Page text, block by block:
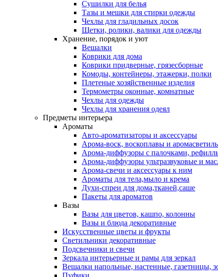
Сушилки для белья
Тазы и мешки для стирки одежды
Чехлы для гладильных досок
Щетки, ролики, валики для одежды
Хранение, порядок и уют
Вешалки
Коврики для дома
Коврики придверные, грязесборные
Комоды, контейнеры, этажерки, полки
Плетеные хозяйственные изделия
Термометры оконные, комнатные
Чехлы для одежды
Чехлы для хранения одеял
Предметы интерьера
Ароматы
Авто-ароматизаторы и аксессуары
Арома-воск, воскоплавы и
Арома-диффузоры с палочками,
Арома-диффузоры ультразвуковые и
Арома-свечи и аксессуары к ним
Ароматы для тела,мыло и крема
Духи-спреи для дома,тканей,саше
Пакеты для ароматов
Вазы
Вазы для цветов, кашпо, колонны
Вазы и блюда декоративные
Искусственные цветы и фрукты
Светильники декоративные
Подсвечники и свечи
Зеркала интерьерные и рамы для зеркал
Вешалки напольные, настенные, газетницы,
Пуфики